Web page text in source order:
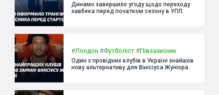
Динамо завершило угоду щодо переходу
хавбека перед початком сезону в УПЛ.
#Лондон #Футболіст #Півзахисник
Один з провідних клубів в Україні знайшов
нову альтернативу для Вінісіуса Жуніора.